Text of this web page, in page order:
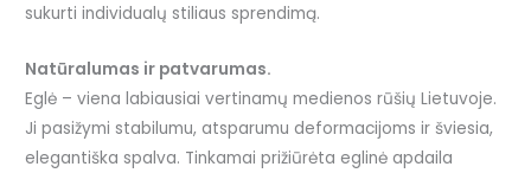
sukurti individualų stiliaus sprendimą.
Natūralumas ir patvarumas.
Eglė – viena labiausiai vertinamų medienos rūšių Lietuvoje.
Ji pasižymi stabilumu, atsparumu deformacijoms ir šviesia,
elegantiška spalva. Tinkamai prižiūrėta eglinė apdaila